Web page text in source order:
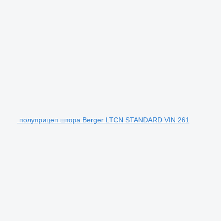
полуприцеп штора Berger LTCN STANDARD VIN 261